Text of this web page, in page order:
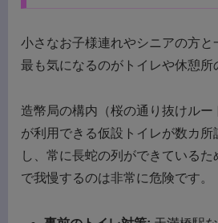
小さなお子様連れやシニアの方と
最も気になるのがトイレや休憩所
造幣局の構内（桜の通り抜けルー
が利用できる仮設トイレが数カ
し、常に長蛇の列ができているた
で我慢するのは非常に危険です。